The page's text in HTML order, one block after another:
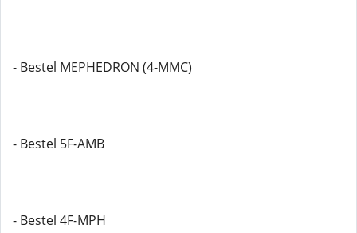
- Bestel MEPHEDRON (4-MMC)
- Bestel 5F-AMB
- Bestel 4F-MPH